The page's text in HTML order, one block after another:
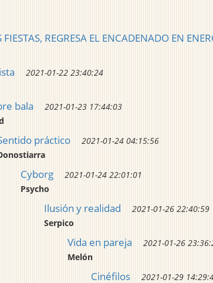
FIESTAS, REGRESA EL ENCADENADO EN
2021-01-22 23:40:24
bala
2021-01-23 17:44:03
práctico
2021-01-24 04:15:56
Cyborg
2021-01-24 22:01:01
Psycho
Ilusión y realidad
2021-01-26 22:40:59
Serpico
Vida en pareja
2021-01-26
Melón
Cinéfilos
2021-01-29